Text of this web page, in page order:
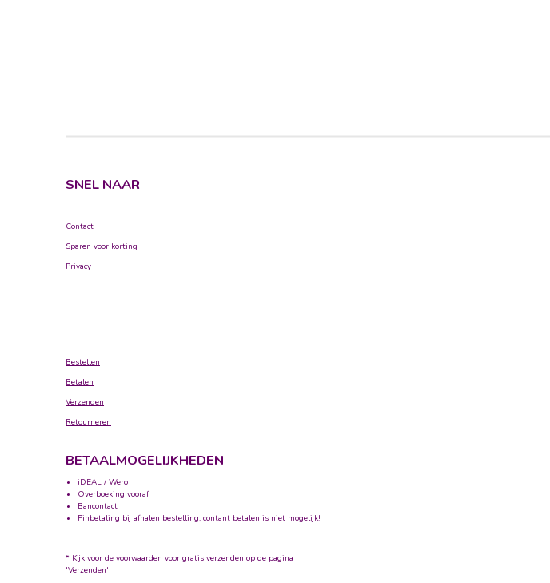
SNEL NAAR
Contact
Sparen voor korting
Privacy
Bestellen
Betalen
Verzenden
Retourneren
BETAALMOGELIJKHEDEN
iDEAL / Wero
Overboeking vooraf
Bancontact
Pinbetaling bij afhalen bestelling, contant betalen is niet mogelijk!
* Kijk voor de voorwaarden voor gratis verzenden op de pagina
'Verzenden'